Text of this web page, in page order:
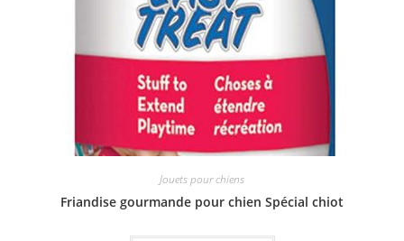
Jouets pour chiens
Friandise gourmande pour chien Spécial chiot